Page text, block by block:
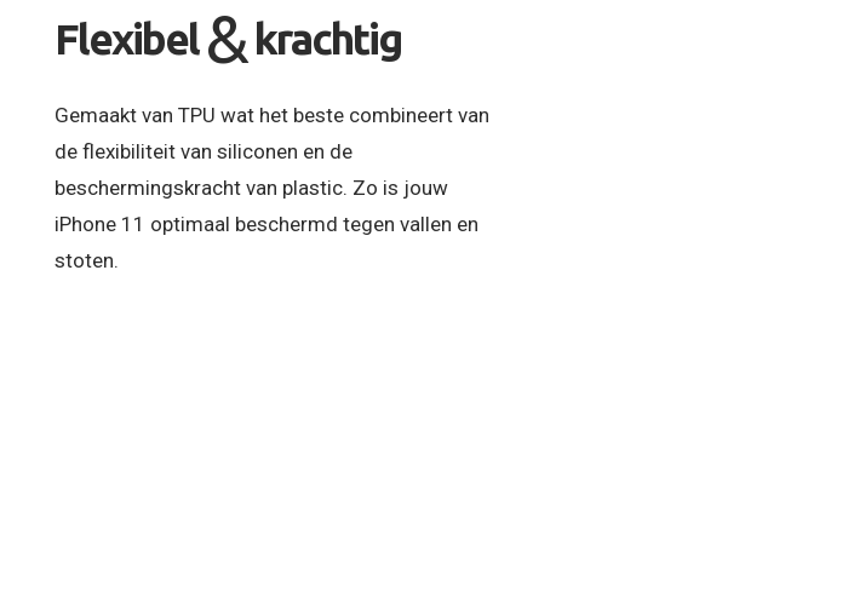
Flexibel & krachtig
Gemaakt van TPU wat het beste combineert van
de flexibiliteit van siliconen en de
beschermingskracht van plastic. Zo is jouw
iPhone 11 optimaal beschermd tegen vallen en
stoten.